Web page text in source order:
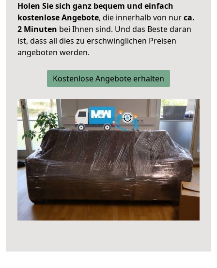
Holen Sie sich ganz bequem und einfach
kostenlose Angebote, die innerhalb von nurca.
2 Minuten bei Ihnen sind. Und das Beste daran
ist, dass all dies zu erschwinglichen Preisen
angeboten werden.
Kostenlose Angebote erhalten